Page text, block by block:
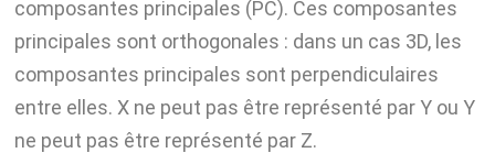
composantes principales (PC). Ces composantes
principales sont orthogonales : dans un cas 3D, les
composantes principales sont perpendiculaires
entre elles. X ne peut pas être représenté par Y ou Y
ne peut pas être représenté par Z.